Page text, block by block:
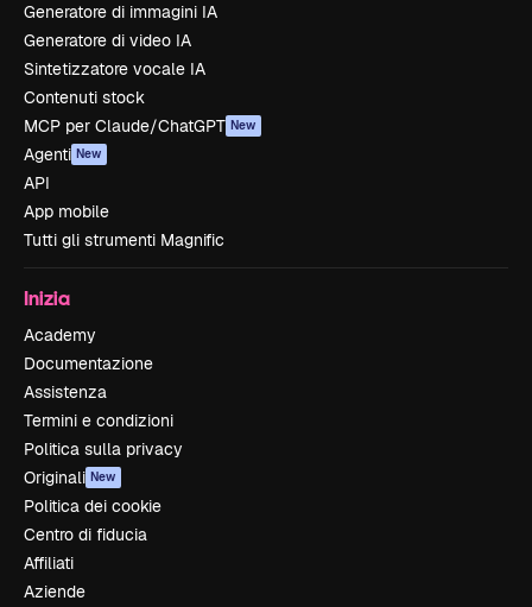
Generatore di immagini IA
Generatore di video IA
Sintetizzatore vocale IA
Contenuti stock
MCP per Claude/ChatGPT New
Agenti New
API
App mobile
Tutti gli strumenti Magnific
Inizia
Academy
Documentazione
Assistenza
Termini e condizioni
Politica sulla privacy
Originali New
Politica dei cookie
Centro di fiducia
Affiliati
Aziende